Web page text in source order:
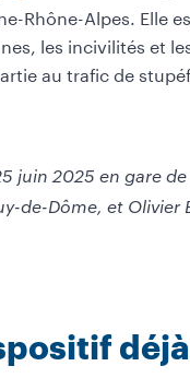
Rhône-Alpes. Elle
les incivilités et
au trafic de
juin 2025 en gare
de-Dôme, et